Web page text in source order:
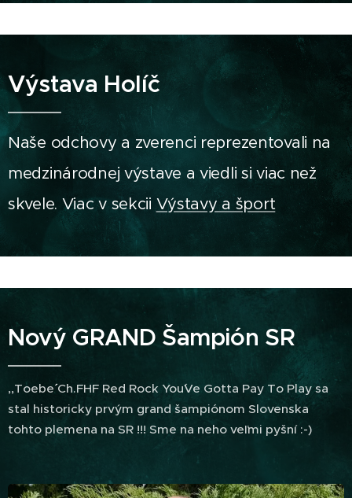
Výstava Holíč
Naše odchovy a zverenci reprezentovali na
medzinárodnej výstave a viedli si viac než
skvele. Viac v sekcii Výstavy a šport
Nový GRAND Šampión SR
,,Toebe´´ Ch.FHF Red Rock You´Ve Gotta Pay To Play sa
stal historicky prvým grand šampiónom Slovenska
tohto plemena na SR !!! Sme na neho veľmi pyšní :-)